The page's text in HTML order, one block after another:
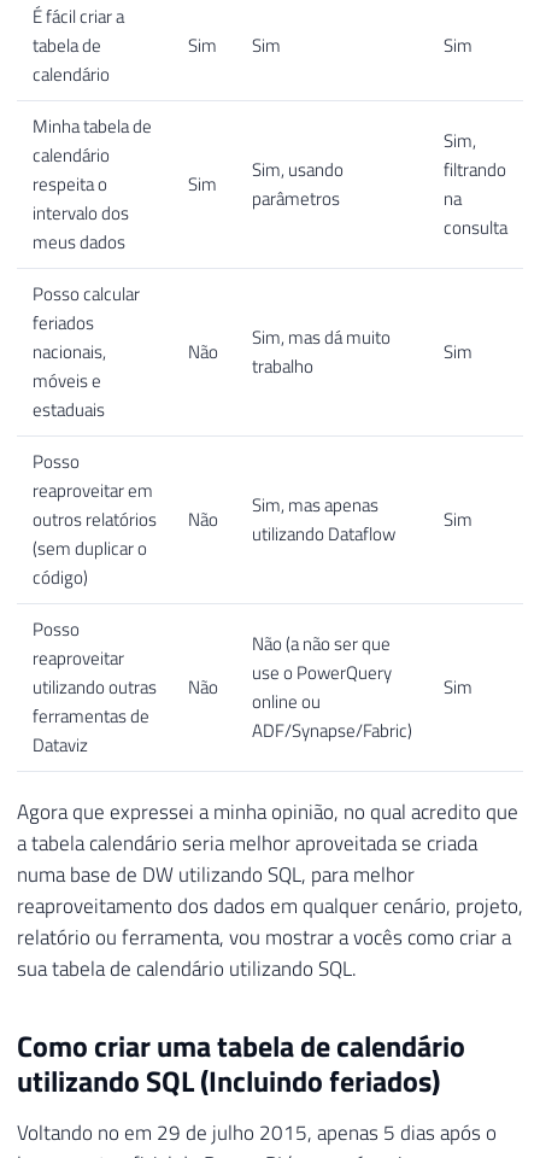
É fácil criar a
tabela de
calendário
Sim Sim Sim
Minha tabela de
calendário
respeita o
intervalo dos
meus dados
Sim
Sim, usando
parâmetros
Sim,
filtrando
na
consulta
Posso calcular
feriados
nacionais,
móveis e
estaduais
Não
Sim, mas dá muito
trabalho
Sim
Posso
reaproveitar em
outros relatórios
(sem duplicar o
código)
Não
Sim, mas apenas
utilizando Dataflow
Sim
Posso
reaproveitar
utilizando outras
ferramentas de
Dataviz
Não
Não (a não ser que
use o PowerQuery
online ou
ADF/Synapse/Fabric)
Sim
Agora que expressei a minha opinião, no qual acredito que
a tabela calendário seria melhor aproveitada se criada
numa base de DW utilizando SQL, para melhor
reaproveitamento dos dados em qualquer cenário, projeto,
relatório ou ferramenta, vou mostrar a vocês como criar a
sua tabela de calendário utilizando SQL.
Como criar uma tabela de calendário
utilizando SQL (Incluindo feriados)
Voltando no em 29 de julho 2015, apenas 5 dias após o